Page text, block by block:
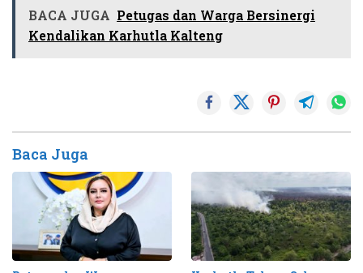
BACA JUGA Petugas dan Warga Bersinergi
Kendalikan Karhutla Kalteng
Baca Juga